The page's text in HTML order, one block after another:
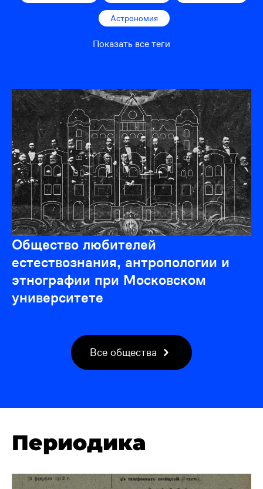
Астрономия
Показать все теги
Общество любителей
естествознания, антропологии и
этнографии при Московском
университете
Все общества
Периодика